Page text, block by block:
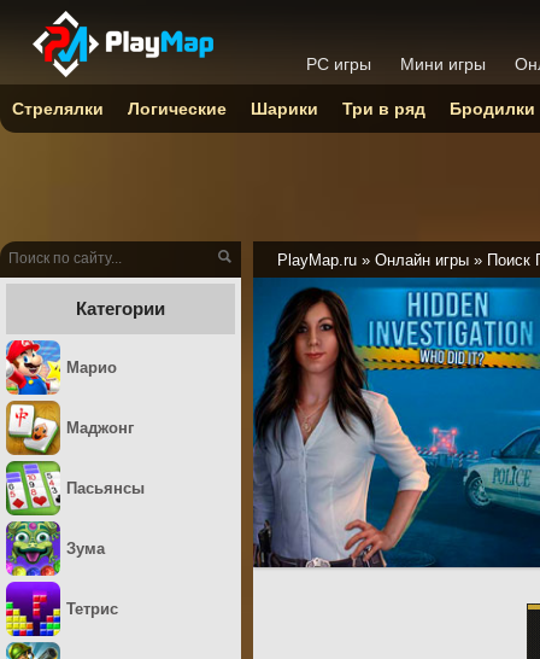
PlayMap.ru » Онлайн игры » Поиск
Категории
Марио
Маджонг
Пасьянсы
Зума
Тетрис
PC игры Мини игры
Стрелялки Логические Шарики Три в ряд Бродилки